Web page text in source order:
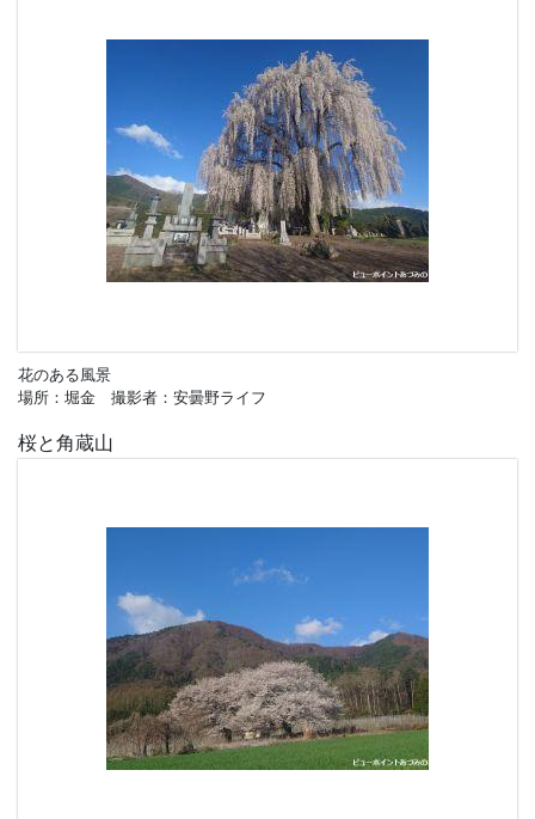
花のある風景
場所：堀金 撮影者：安曇野ライフ
桜と角蔵山